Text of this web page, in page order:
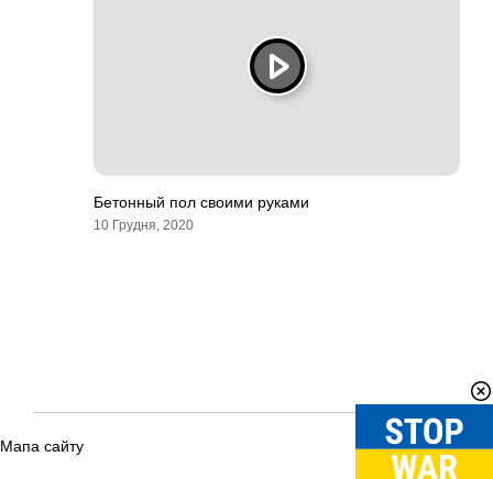
Бетонный пол своими руками
10 Грудня, 2020
Мапа сайту